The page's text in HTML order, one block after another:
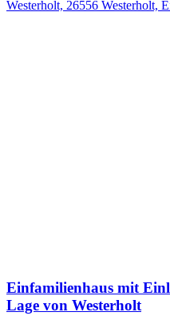
Einfamilienhaus mit
Lage von Westerholt